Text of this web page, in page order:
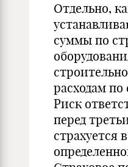
Отдельно,
суммы по
расходам по
Риск
перед
страхуется